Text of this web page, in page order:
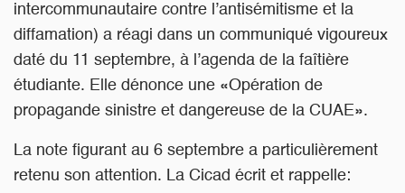
intercommunautaire contre l’antisémitisme et la
diffamation) a réagi dans un communiqué vigoureux
daté du 11 septembre, à l’agenda de la faîtière
étudiante. Elle dénonce une «Opération de
propagande sinistre et dangereuse de la CUAE».
La note figurant au 6 septembre a particulièrement
retenu son attention. La Cicad écrit et rappelle: